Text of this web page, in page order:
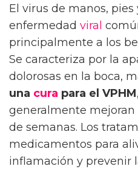
El virus de manos, pies
enfermedad viral
principalmente a los
Se caracteriza por la
dolorosas en la boca,
una cura para el VPHM
generalmente mejoran
de semanas. Los
medicamentos para
inflamación y prevenir